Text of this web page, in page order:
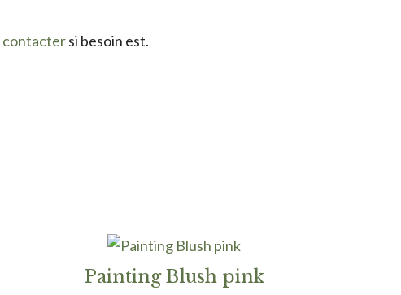
contactersi besoin est.
Painting Blush pink